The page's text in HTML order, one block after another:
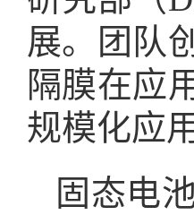
展。团队
隔膜在应
规模化应
固态电